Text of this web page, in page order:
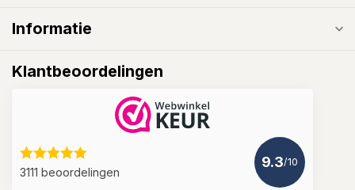
Informatie
Klantbeoordelingen
3111 beoordelingen
9.3/10